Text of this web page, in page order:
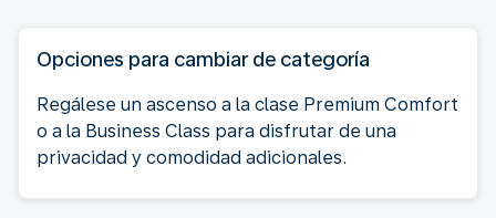
Opciones para cambiar de categoría
Regálese un ascenso a la clase Premium Comfort
o a la Business Class para disfrutar de una
privacidad y comodidad adicionales.